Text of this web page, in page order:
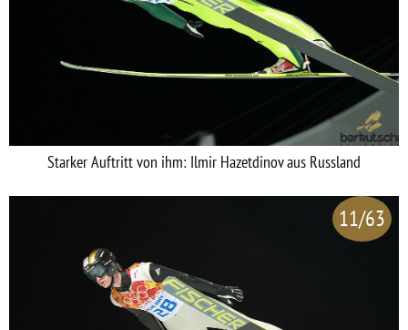
Starker Auftritt von ihm: Ilmir Hazetdinov aus Russland
11/63